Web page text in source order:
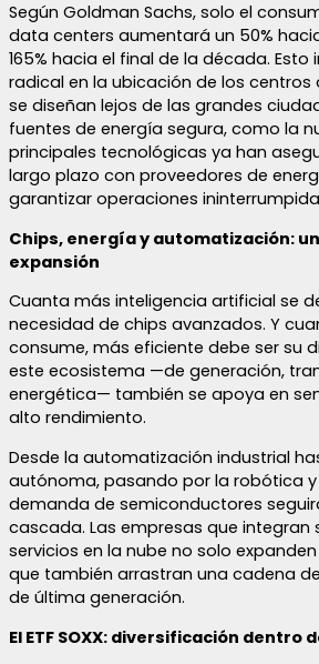
Según Goldman Sachs, solo el
data centers aumentará un 50%
165% hacia el final de la década.
radical en la ubicación de los centros
se diseñan lejos de las grandes
fuentes de energía segura, como la
principales tecnológicas ya han
largo plazo con proveedores de
garantizar operaciones
Chips, energía y automatización:
expansión
Cuanta más inteligencia artificial se
necesidad de chips avanzados. Y
consume, más eficiente debe ser su
este ecosistema —de generación,
energética— también se apoya en
alto rendimiento.
Desde la automatización industrial
autónoma, pasando por la robótica y
demanda de semiconductores
cascada. Las empresas que integran
servicios en la nube no solo
que también arrastran una cadena
de última generación.
El ETF SOXX: diversificación dentro